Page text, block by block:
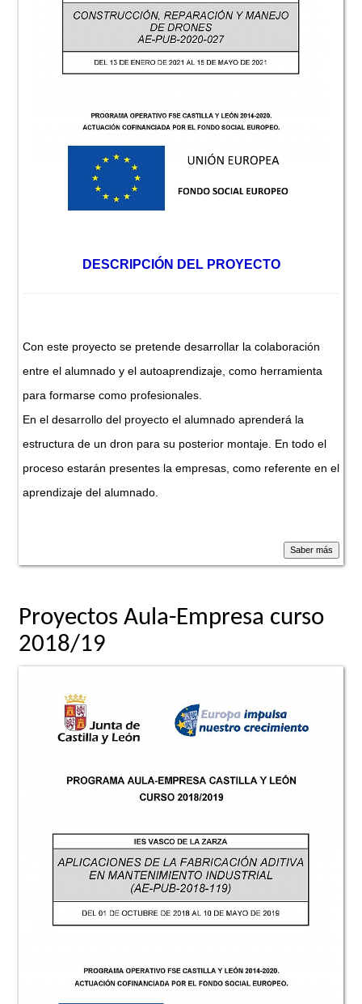
DESCRIPCIÓN DEL PROYECTO
Con este proyecto se pretende desarrollar la colaboración
entre el alumnado y el autoaprendizaje, como herramienta
para formarse como profesionales.
En el desarrollo del proyecto el alumnado aprenderá la
estructura de un dron para su posterior montaje. En todo el
proceso estarán presentes la empresas, como referente en el
aprendizaje del alumnado.
Proyectos Aula-Empresa curso
2018/19